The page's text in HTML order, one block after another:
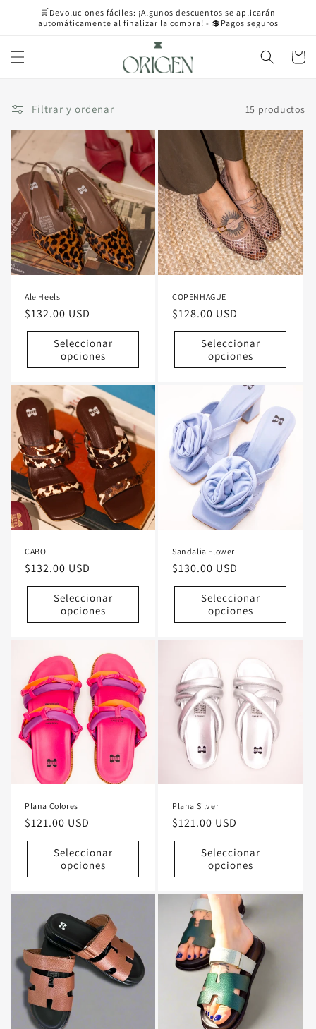
directamente
al contenido
🛒Devoluciones fáciles: ¡Algunos descuentos se aplicarán
automáticamente al finalizar la compra! - 💲Pagos seguros
Carrito
Filtrar y ordenar 15 productos
Ale Heels
Precio
habitual
$132.00 USD
Seleccionar
opciones
COPENHAGUE
Precio
habitual
$128.00 USD
Seleccionar
opciones
CABO
Precio
habitual
$132.00 USD
Seleccionar
opciones
Sandalia Flower
Precio
habitual
$130.00 USD
Seleccionar
opciones
Plana Colores
Precio
habitual
$121.00 USD
Seleccionar
opciones
Plana Silver
Precio
habitual
$121.00 USD
Seleccionar
opciones